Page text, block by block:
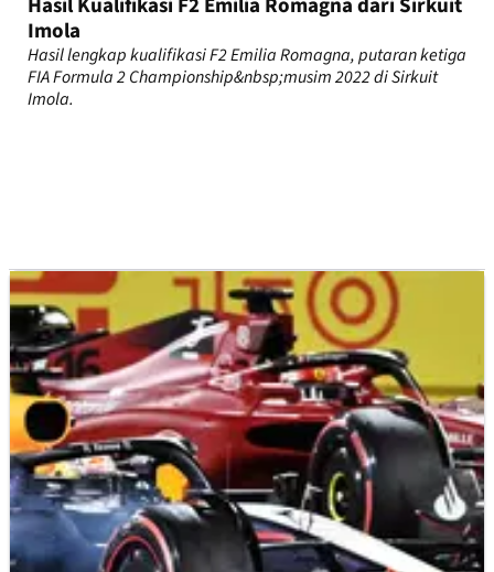
Hasil Kualifikasi F2 Emilia Romagna dari Sirkuit
Imola
Hasil lengkap kualifikasi F2 Emilia Romagna, putaran ketiga
FIA Formula 2 Championship&nbsp;musim 2022 di Sirkuit
Imola.